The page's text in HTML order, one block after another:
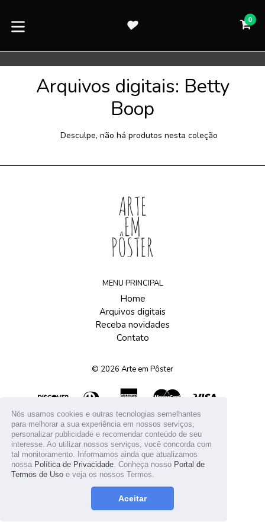
Nós usamos cookies e outras tecnologias semelhantes
para melhorar a sua experiência em nossos serviços,
personalizar publicidade e recomendar conteúdo de seu
interesse. Ao utilizar nossos serviços, você concorda com
tal monitoramento. Informamos ainda que atualizamos
nossa Política de Privacidade . Conheça nosso Portal de
Termos de Uso e veja os nossos Termos.
Aceitar
para
0
Arquivos digitais: Betty
Boop
Desculpe, não há produtos nesta coleção
MENU PRINCIPAL
Home
Arquivos digitais
Receba novidades
Contato
© 2026 Arte em Pôster